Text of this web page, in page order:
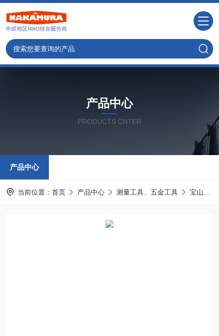
产品中心
PRODUCTS CNTER
产品中心
当前位置： 首页 产品中心 测量工具、五金工具 宝山HOZAN